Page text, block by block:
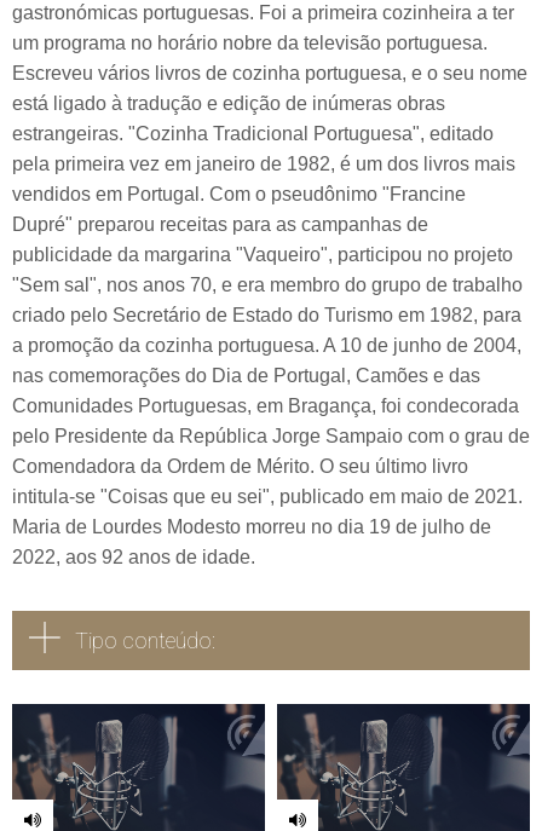
gastronómicas portuguesas. Foi a primeira cozinheira a ter
um programa no horário nobre da televisão portuguesa.
Escreveu vários livros de cozinha portuguesa, e o seu nome
está ligado à tradução e edição de inúmeras obras
estrangeiras. "Cozinha Tradicional Portuguesa", editado
pela primeira vez em janeiro de 1982, é um dos livros mais
vendidos em Portugal. Com o pseudônimo "Francine
Dupré" preparou receitas para as campanhas de
publicidade da margarina "Vaqueiro", participou no projeto
"Sem sal", nos anos 70, e era membro do grupo de trabalho
criado pelo Secretário de Estado do Turismo em 1982, para
a promoção da cozinha portuguesa. A 10 de junho de 2004,
nas comemorações do Dia de Portugal, Camões e das
Comunidades Portuguesas, em Bragança, foi condecorada
pelo Presidente da República Jorge Sampaio com o grau de
Comendadora da Ordem de Mérito. O seu último livro
intitula-se "Coisas que eu sei", publicado em maio de 2021.
Maria de Lourdes Modesto morreu no dia 19 de julho de
2022, aos 92 anos de idade.
Tipo conteúdo:
Todos Vídeo Áudio